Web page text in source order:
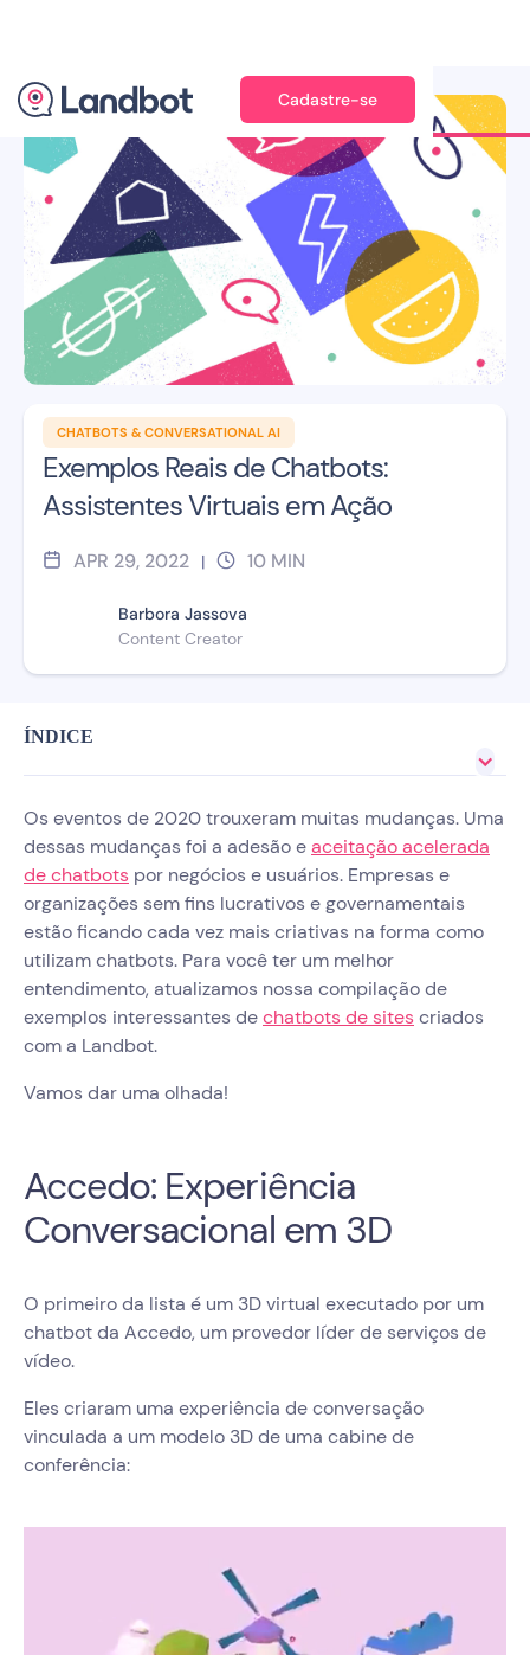
Cadastre-se
CHATBOTS & CONVERSATIONAL AI
Exemplos Reais de Chatbots:
Assistentes Virtuais em Ação
APR 29, 2022 | 10 MIN
Barbora Jassova
Content Creator
Ilustração: Jana Pérez
ÍNDICE
Os eventos de 2020 trouxeram muitas mudanças. Uma
dessas mudanças foi a adesão eaceitação acelerada
de chatbots por negócios e usuários. Empresas e
organizações sem fins lucrativos e governamentais
estão ficando cada vez mais criativas na forma como
utilizam chatbots. Para você ter um melhor
entendimento, atualizamos nossa compilação de
exemplos interessantes dechatbots de sitescriados
com a Landbot.
Vamos dar uma olhada!
Accedo: Experiência
Conversacional em 3D
O primeiro da lista é um 3D virtual executado por um
chatbot da Accedo, um provedor líder de serviços de
vídeo.
Eles criaram uma experiência de conversação
vinculada a um modelo 3D de uma cabine de
conferência: